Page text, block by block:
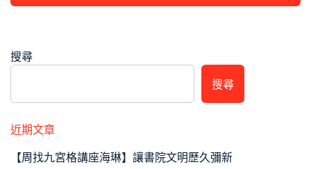
搜尋
搜尋
近期文章
【周找九宮格講座海琳】讓書院文明歷久彌新